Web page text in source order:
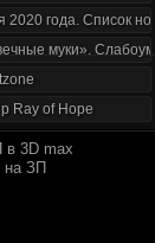
2020 года. Список
муки».
Ray of Hope
в 3D max
на ЗП